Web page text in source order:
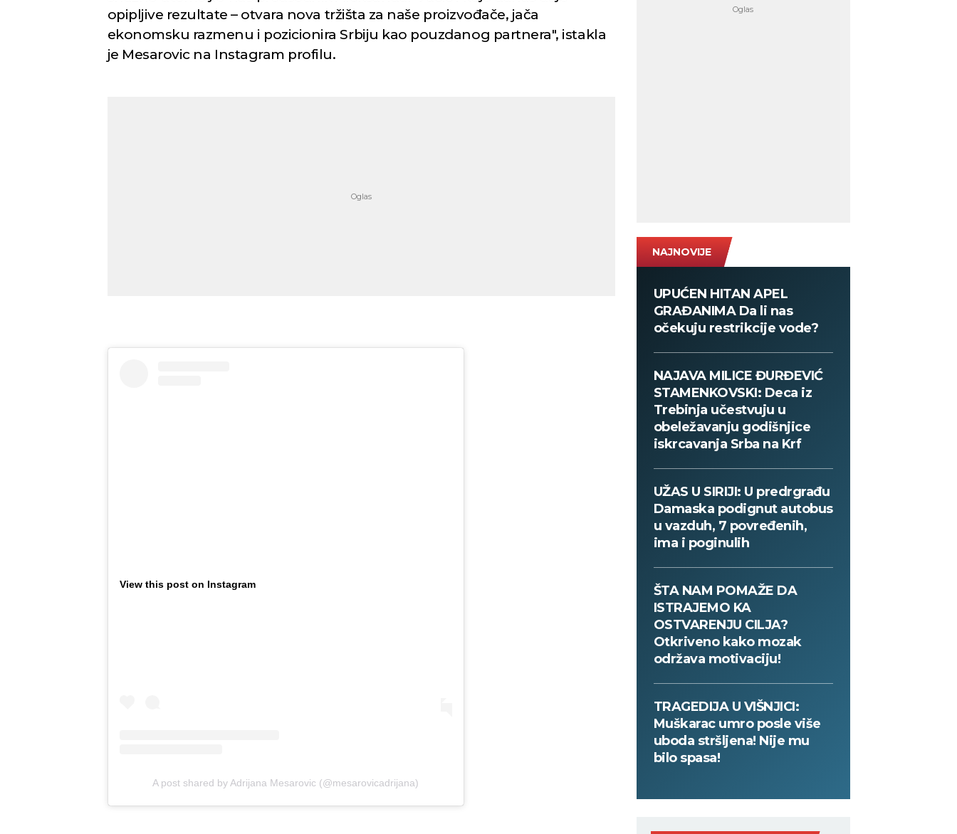
opipljive rezultate – otvara nova tržišta za naše proizvođače, jača
ekonomsku razmenu i pozicionira Srbiju kao pouzdanog partnera", istakla
je Mesarovic na Instagram profilu.
View this post on Instagram
A post shared by Adrijana Mesarovic (@mesarovicadrijana)
NAJNOVIJE
UPUĆEN HITAN APEL
GRAĐANIMA Da li nas
očekuju restrikcije vode?
NAJAVA MILICE ĐURĐEVIĆ
STAMENKOVSKI: Deca iz
Trebinja učestvuju u
obeležavanju godišnjice
iskrcavanja Srba na Krf
UŽAS U SIRIJI: U predrgrađu
Damaska podignut autobus
u vazduh, 7 povređenih,
ima i poginulih
ŠTA NAM POMAŽE DA
ISTRAJEMO KA
OSTVARENJU CILJA?
Otkriveno kako mozak
održava motivaciju!
TRAGEDIJA U VIŠNJICI:
Muškarac umro posle više
uboda stršljena! Nije mu
bilo spasa!